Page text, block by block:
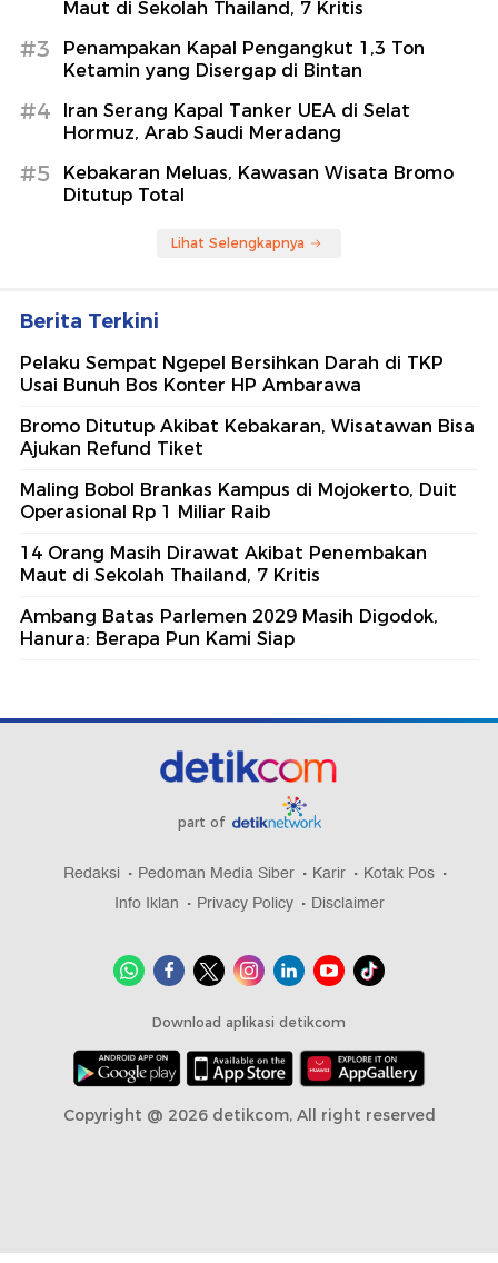
Maut di Sekolah Thailand, 7 Kritis
#3
Penampakan Kapal Pengangkut 1,3 Ton
Ketamin yang Disergap di Bintan
#4
Iran Serang Kapal Tanker UEA di Selat
Hormuz, Arab Saudi Meradang
#5
Kebakaran Meluas, Kawasan Wisata Bromo
Ditutup Total
Lihat Selengkapnya
Berita Terkini
Pelaku Sempat Ngepel Bersihkan Darah di TKP
Usai Bunuh Bos Konter HP Ambarawa
Bromo Ditutup Akibat Kebakaran, Wisatawan Bisa
Ajukan Refund Tiket
Maling Bobol Brankas Kampus di Mojokerto, Duit
Operasional Rp 1 Miliar Raib
14 Orang Masih Dirawat Akibat Penembakan
Maut di Sekolah Thailand, 7 Kritis
Ambang Batas Parlemen 2029 Masih Digodok,
Hanura: Berapa Pun Kami Siap
part of
Redaksi Pedoman Media Siber Karir
Kotak Pos
Info Iklan
Privacy Policy Disclaimer
Download aplikasi detikcom
Copyright @ 2026 detikcom, All right reserved